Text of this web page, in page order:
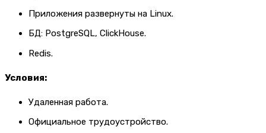
Приложения развернуты на Linux.
БД: PostgreSQL, ClickHouse.
Redis.
Условия:
Удаленная работа.
Официальное трудоустройство.